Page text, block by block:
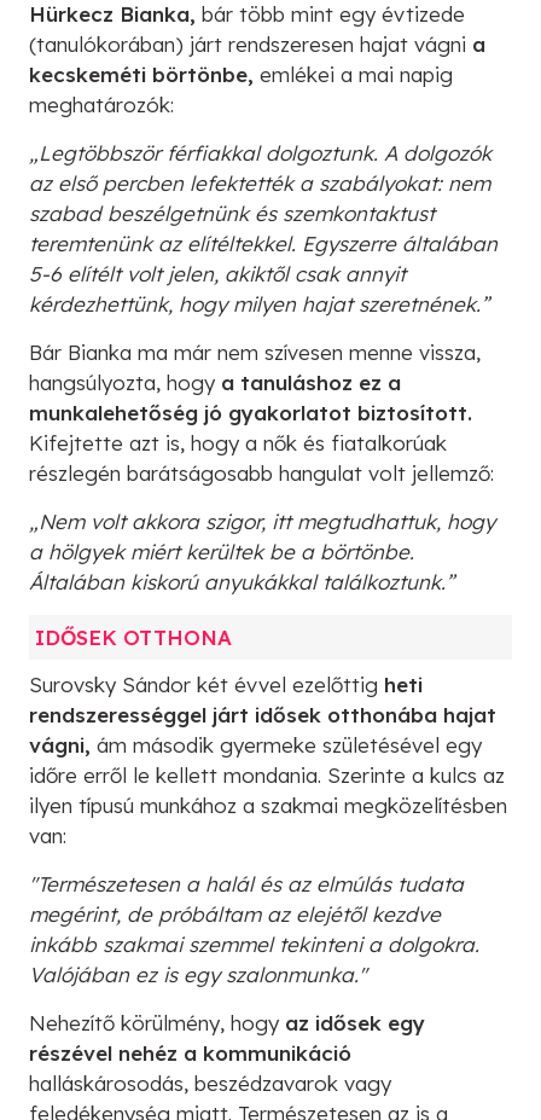
Hürkecz Bianka, bár több mint egy évtizede
(tanulókorában) járt rendszeresen hajat vágni a
kecskeméti börtönbe, emlékei a mai napig
meghatározók:
„Legtöbbször férfiakkal dolgoztunk. A dolgozók
az első percben lefektették a szabályokat: nem
szabad beszélgetnünk és szemkontaktust
teremtenünk az elítéltekkel. Egyszerre általában
5-6 elítélt volt jelen, akiktől csak annyit
kérdezhettünk, hogy milyen hajat szeretnének.”
Bár Bianka ma már nem szívesen menne vissza,
hangsúlyozta, hogy a tanuláshoz ez a
munkalehetőség jó gyakorlatot biztosított.
Kifejtette azt is, hogy a nők és fiatalkorúak
részlegén barátságosabb hangulat volt jellemző:
„Nem volt akkora szigor, itt megtudhattuk, hogy
a hölgyek miért kerültek be a börtönbe.
Általában kiskorú anyukákkal találkoztunk.”
IDŐSEK OTTHONA
Surovsky Sándor két évvel ezelőttig heti
rendszerességgel járt idősek otthonába hajat
vágni, ám második gyermeke születésével egy
időre erről le kellett mondania. Szerinte a kulcs az
ilyen típusú munkához a szakmai megközelítésben
van:
"Természetesen a halál és az elmúlás tudata
megérint, de próbáltam az elejétől kezdve
inkább szakmai szemmel tekinteni a dolgokra.
Valójában ez is egy szalonmunka."
Nehezítő körülmény, hogy az idősek egy
részével nehéz a kommunikáció
halláskárosodás, beszédzavarok vagy
feledékenység miatt. Természetesen az is a